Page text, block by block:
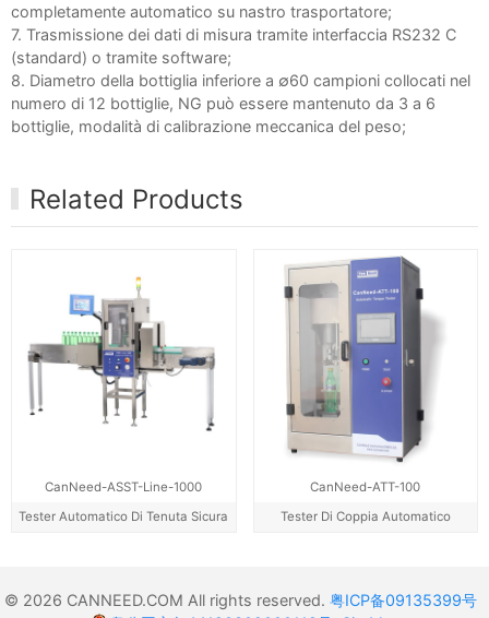
completamente automatico su nastro trasportatore;
7. Trasmissione dei dati di misura tramite interfaccia RS232 C
(standard) o tramite software;
8. Diametro della bottiglia inferiore a ∅60 campioni collocati nel
numero di 12 bottiglie, NG può essere mantenuto da 3 a 6
bottiglie, modalità di calibrazione meccanica del peso;
Related Products
CanNeed-ASST-Line-1000
Tester Automatico Di Tenuta Sicura
CanNeed-ATT-100
Tester Di Coppia Automatico
© 2026 CANNEED.COM All rights reserved. 粤ICP备09135399号